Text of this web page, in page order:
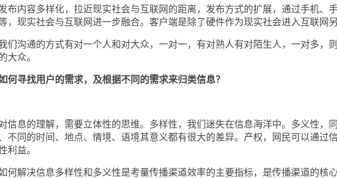
内容多样化，拉近现实社会与互联网的距离，发布方式的扩展，通过手机、
，现实社会与互联网进一步融合。客户端是除了硬件作为现实社会进入互联网另
沟通的方式有对一个人和对大众，一对一，有对熟人有对陌生人，一对多，
大众。
何寻找用户的需求，及根据不同的需求来归类信息？
息的理解，需要立体性的思维。多样性，我们迷失在信息海洋中。多义性，
不同的时间、地点、情境、语境其意义都有很大的差异。产权，网民可以通过
利益。
解决信息多样性和多义性是考量传播渠道效率的主要指标，是传播渠道的核